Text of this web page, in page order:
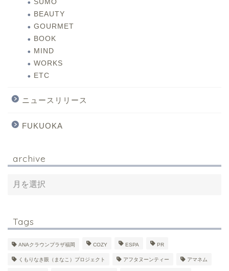
SUMO
BEAUTY
GOURMET
BOOK
MIND
WORKS
ETC
ニュースリリース
FUKUOKA
archive
Tags
ANAクラウンプラザ福岡 COZY ESPA PR
くもりなき眼（まなこ）プロジェクト アフタヌーンティー アマネム